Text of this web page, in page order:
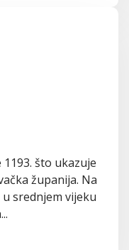
što ukazuje
županija. Na
srednjem vijeku